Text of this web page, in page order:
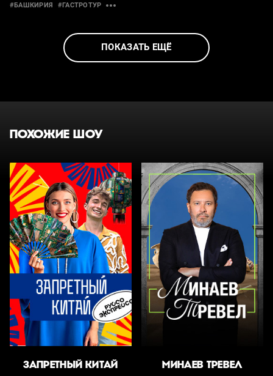
#БАШКИРИЯ #ГАСТРОТУР
ПОКАЗАТЬ ЕЩЁ
ПОХОЖИЕ ШОУ
ЗАПРЕТНЫЙ КИТАЙ МИНАЕВ ТРЕВЕЛ